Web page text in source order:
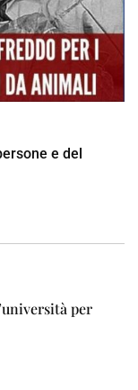
e del
per